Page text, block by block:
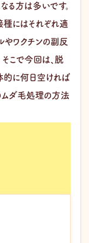
る方は多いです。
種にはそれぞれ適
やワクチンの副反
そこで今回は、脱
的に何日空ければ
ムダ毛処理の方法